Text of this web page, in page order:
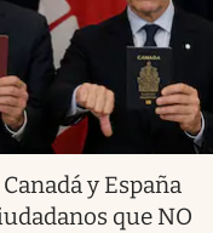
y España
que NO